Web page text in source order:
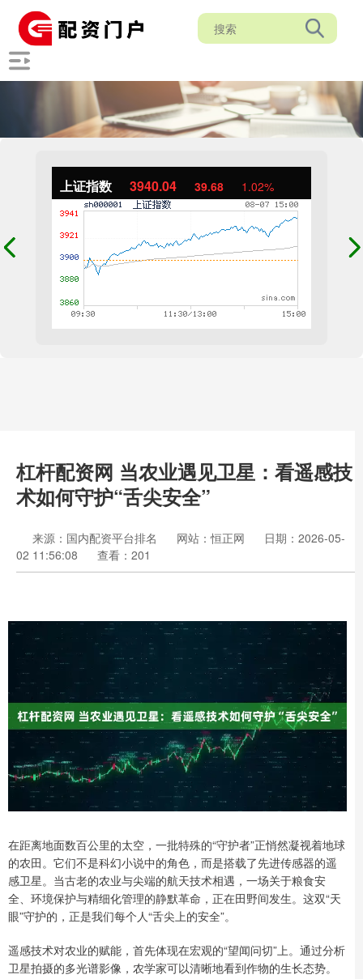
上证指数 3940.04 39.68 1.02%
杠杆配资网 当农业遇见卫星：看遥感技
术如何守护“舌尖安全”
来源：国内配资平台排名 网站：恒正网
日期：2026-05-
02 11:56:08
查看：201
在距离地面数百公里的太空，一批特殊的“守护者”正悄然凝视着地球
的农田。它们不是科幻小说中的角色，而是搭载了先进传感器的遥
感卫星。当古老的农业与尖端的航天技术相遇，一场关于粮食安
全、环境保护与精细化管理的静默革命，正在田野间发生。这双“天
眼”守护的，正是我们每个人“舌尖上的安全”。
遥感技术对农业的赋能，首先体现在宏观的“望闻问切”上。通过分析
卫星拍摄的多光谱影像，农学家可以清晰地看到作物的生长态势。